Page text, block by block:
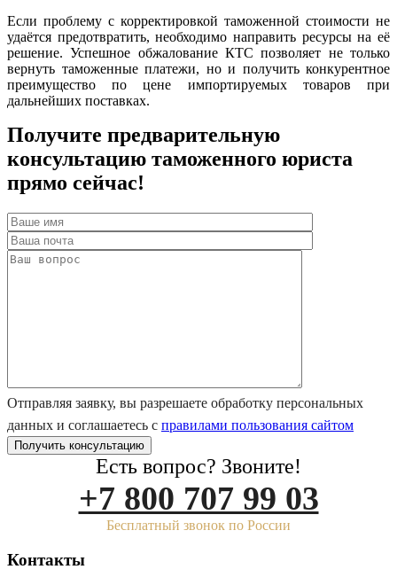
Если проблему с корректировкой таможенной стоимости не
удаётся предотвратить, необходимо направить ресурсы на её
решение. Успешное обжалование КТС позволяет не только
вернуть таможенные платежи, но и получить конкурентное
преимущество по цене импортируемых товаров при
дальнейших поставках.
Получите предварительную
консультацию таможенного юриста
прямо сейчас!
Отправляя заявку, вы разрешаете обработку персональных
данных и соглашаетесь с правилами пользования сайтом
Есть вопрос? Звоните!
+7 800 707 99 03
Бесплатный звонок по России
Контакты